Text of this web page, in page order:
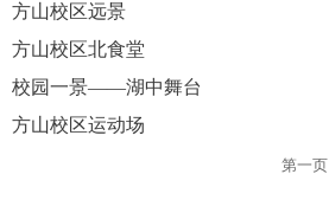
方山校区远景
方山校区北食堂
校园一景——湖中舞台
方山校区运动场
第一页